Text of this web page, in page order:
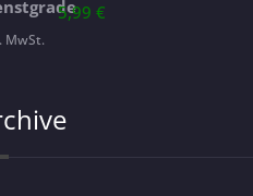
5,99 €
MwSt.